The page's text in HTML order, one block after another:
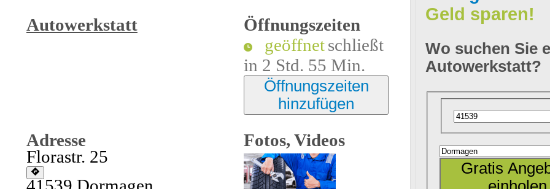
Autowerkstatt
Öffnungszeiten
schließt
in 2 Std. 55 Min.
Öffnungszeiten
hinzufügen
Adresse
Florastr. 25
41539 Dormagen
Fotos, Videos
Anbieter
anfragen!
Geld sparen!
Wo suchen Sie
Autowerkstatt?
Gratis